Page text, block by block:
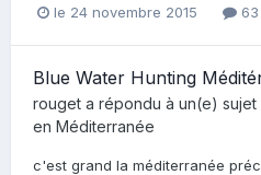
le 24 novembre 2015
Blue Water Hunting
rouget a répondu à un(e) sujet
en Méditerranée
c'est grand la méditerranée